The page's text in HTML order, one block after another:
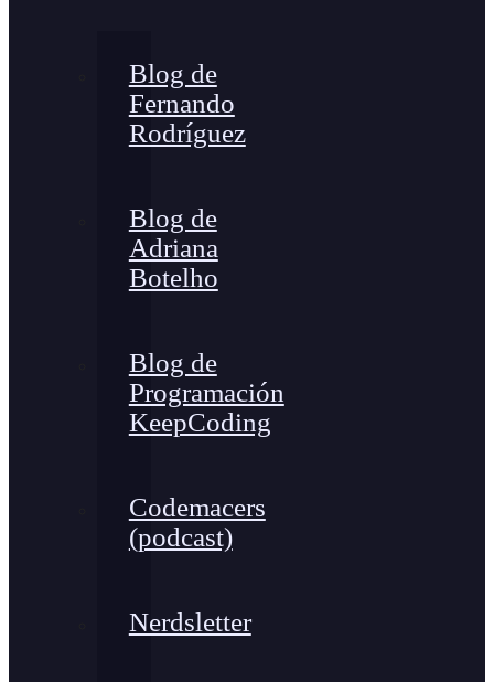
Blog de
Fernando
Rodríguez
Blog de
Adriana
Botelho
Blog de
Programación
KeepCoding
Codemacers
(podcast)
Nerdsletter